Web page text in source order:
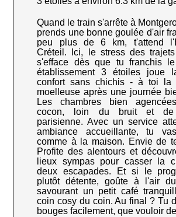
Quand le train s'arrête à
prends une bonne goulée d'air
peu plus de 6 km, t'attend
Créteil. Ici, le stress des
s'efface dès que tu franchis
établissement 3 étoiles joue
confort sans chichis - à toi la
moelleuse après une journée
Les chambres bien
cocon, loin du bruit et de
parisienne. Avec un service
ambiance accueillante, tu
comme à la maison. Envie de
Profite des alentours et
lieux sympas pour casser la
deux escapades. Et si le
plutôt détente, goûte à l'air
savourant un petit café
coin cosy du coin. Au final ? Tu
bouges facilement, que vouloir